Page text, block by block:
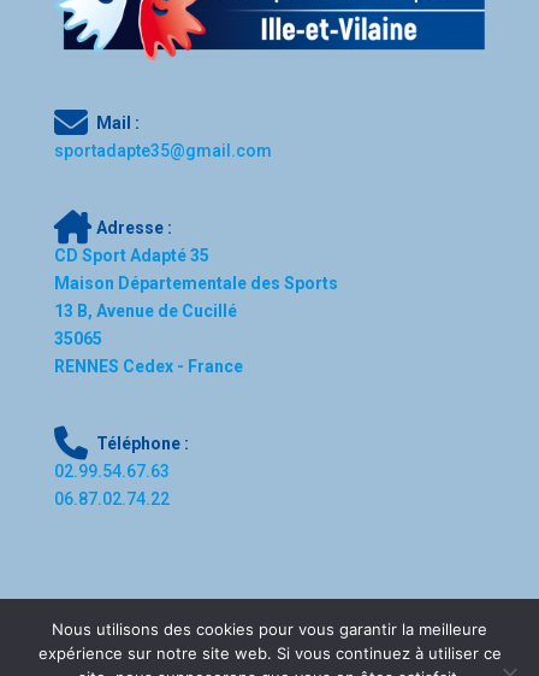
Mail :
sportadapte35@gmail.com
Adresse :
CD Sport Adapté 35
Maison Départementale des Sports
13 B, Avenue de Cucillé
35065
RENNES Cedex - France
Téléphone :
02.99.54.67.63
06.87.02.74.22
Nous utilisons des cookies pour vous garantir la meilleure
expérience sur notre site web. Si vous continuez à utiliser ce